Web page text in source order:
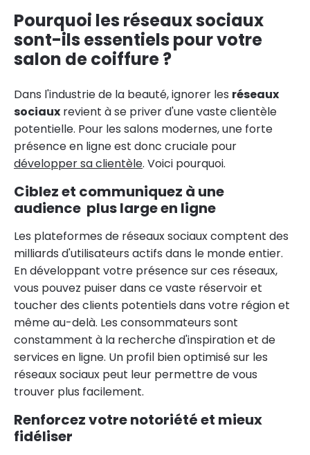
Pourquoi les réseaux sociaux
sont-ils essentiels pour votre
salon de coiffure ?
Dans l'industrie de la beauté, ignorer les réseaux
sociaux revient à se priver d'une vaste clientèle
potentielle. Pour les salons modernes, une forte
présence en ligne est donc cruciale pour
développer sa clientèle. Voici pourquoi.
Ciblez et communiquez à une
audience plus large en ligne
Les plateformes de réseaux sociaux comptent des
milliards d'utilisateurs actifs dans le monde entier.
En développant votre présence sur ces réseaux,
vous pouvez puiser dans ce vaste réservoir et
toucher des clients potentiels dans votre région et
même au-delà. Les consommateurs sont
constamment à la recherche d'inspiration et de
services en ligne. Un profil bien optimisé sur les
réseaux sociaux peut leur permettre de vous
trouver plus facilement.
Renforcez votre notoriété et mieux
fidéliser